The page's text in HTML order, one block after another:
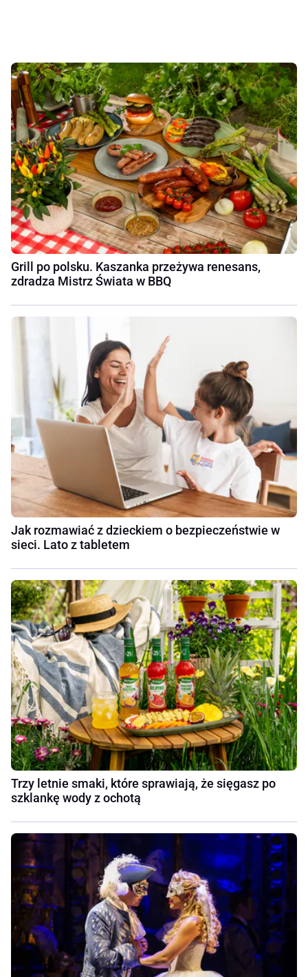
Grill po polsku. Kaszanka przeżywa renesans,
zdradza Mistrz Świata w BBQ
Jak rozmawiać z dzieckiem o bezpieczeństwie w
sieci. Lato z tabletem
Trzy letnie smaki, które sprawiają, że sięgasz po
szklankę wody z ochotą